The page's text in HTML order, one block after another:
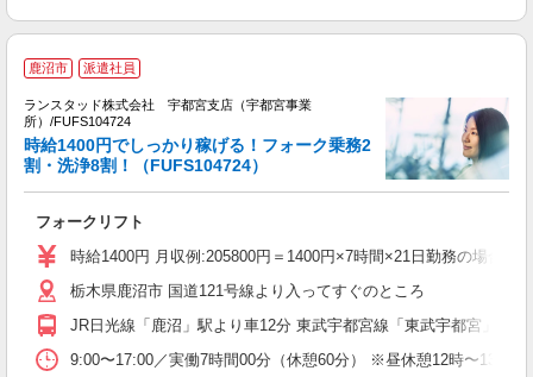
鹿沼市 派遣社員
ランスタッド株式会社 宇都宮支店（宇都宮事業
所）/FUFS104724
時給1400円でしっかり稼げる！フォーク乗務2
割・洗浄8割！（FUFS104724）
フォークリフト
時給1400円 月収例:205800円＝1400円×7時間×21日勤務の場合
栃木県鹿沼市 国道121号線より入ってすぐのところ
JR日光線「鹿沼」駅より車12分 東武宇都宮線「東武宇都宮」駅
9:00〜17:00／実働7時間00分（休憩60分） ※昼休憩12時〜13時